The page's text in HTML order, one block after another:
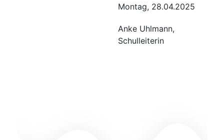
Mon­tag, 28.04.2025
Anke Uhl­mann,
Schulleiterin